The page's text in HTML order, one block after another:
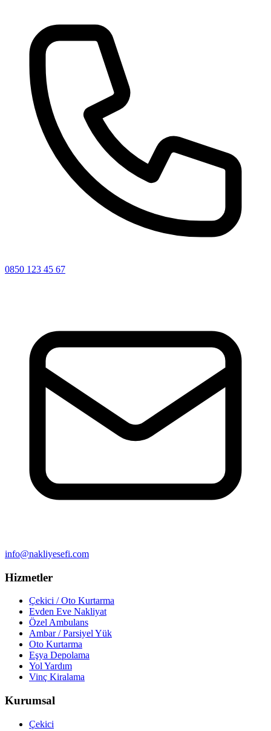
0850 123 45 67
info@nakliyesefi.com
Hizmetler
Çekici / Oto Kurtarma
Evden Eve Nakliyat
Özel Ambulans
Ambar / Parsiyel Yük
Oto Kurtarma
Eşya Depolama
Yol Yardım
Vinç Kiralama
Kurumsal
Çekici